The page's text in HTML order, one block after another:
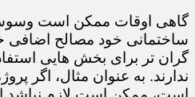
گاهی اوقات ممکن است
ساختمانی خود مصالح اضافی
گران تر برای بخش هایی
ندارند. به عنوان مثال، اگر